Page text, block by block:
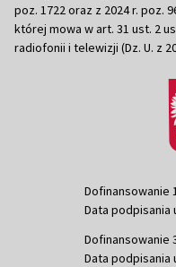
poz. 1722 oraz z 2024 r. poz.
której mowa w art. 31 ust. 2
radiofonii i telewizji (Dz. U. z
Dofinansowanie
Data podpisania
Dofinansowanie
Data podpisania